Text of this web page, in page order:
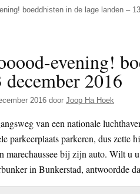
boeddhisten in de lage landen –
evening!
december 2016
2016 door Joop Ha Hoek
van een nationale
parkeerplaats parkeren, dus
marechaussee bij zijn auto. Wilt u
in Bunkerstad, antwoordde